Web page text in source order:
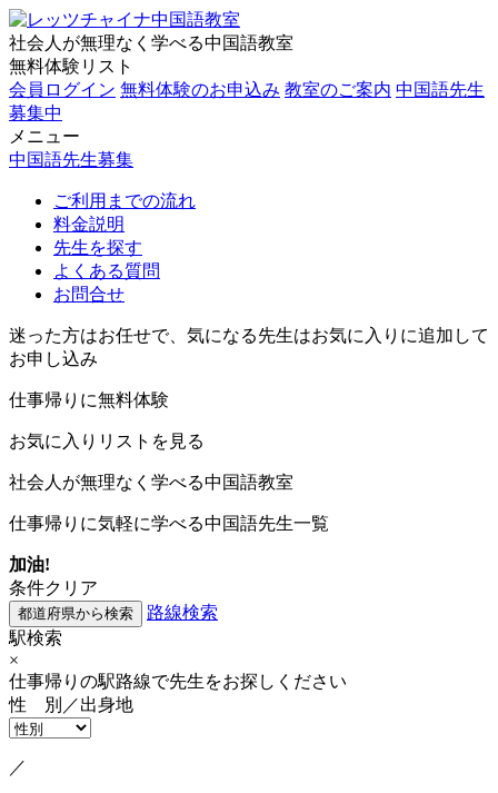
社会人が無理なく学べる中国語教室
無料体験リスト
会員ログイン 無料体験のお申込み 教室のご案内 中国語先生
募集中
メニュー
中国語先生募集
ご利用までの流れ
料金説明
先生を探す
よくある質問
お問合せ
迷った方はお任せで、気になる先生はお気に入りに追加して
お申し込み
仕事帰りに無料体験
お気に入りリストを見る
社会人が無理なく学べる中国語教室
仕事帰りに気軽に学べる中国語先生一覧
加油!
条件クリア
路線検索
駅検索
×
仕事帰りの駅路線で先生をお探しください
性 別／出身地
／